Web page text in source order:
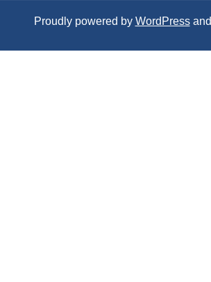
Proudly powered by WordPressand